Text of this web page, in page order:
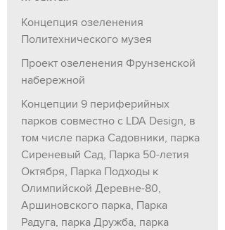
Концепция озеленения
Политехнического музея
Проект озеленения Фрунзенской
набережной
Концепции 9 периферийных
парков совместно с LDA Design, в
том числе парка Садовники, парка
Сиреневый Сад, Парка 50-летия
Октября, Парка Подходы к
Олимпийской Деревне-80,
Аршиновского парка, Парка
Радуга, парка Дружба, парка